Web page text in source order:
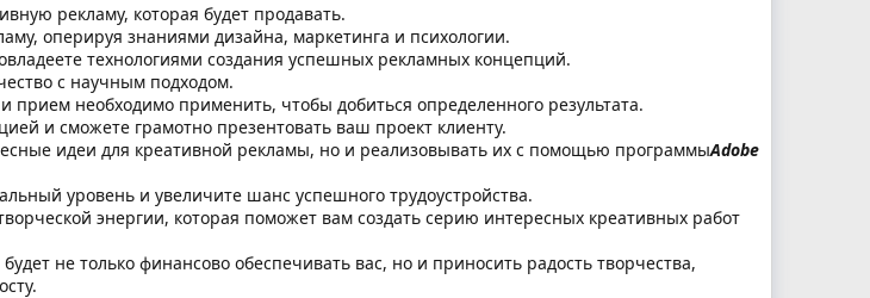
рекламу, которая будет продавать.
оперируя знаниями дизайна, маркетинга и психологии.
технологиями создания успешных рекламных концепций.
с научным подходом.
прием необходимо применить, чтобы добиться определенного результата.
и сможете грамотно презентовать ваш проект клиенту.
идеи для креативной рекламы, но и реализовывать их с помощью программыAdobe
уровень и увеличите шанс успешного трудоустройства.
энергии, которая поможет вам создать серию интересных креативных работ
не только финансово обеспечивать вас, но и приносить радость творчества,